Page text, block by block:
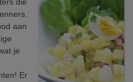
aan
je
Er